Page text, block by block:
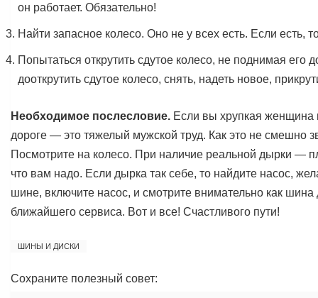
он работает. Обязательно!
Найти запасное колесо. Оно не у всех есть. Еcли есть,
Попытаться открутить сдутое колесо, не поднимая его
дооткрутить сдутое колесо, снять, надеть новое,
Необходимое послесловие. Если вы хрупкая женщина
дороге — это тяжелый мужской труд. Как это не смешно
Посмотрите на колесо. При наличие реальной дырки —
что вам надо. Если дырка так себе, то найдите насос,
шине, включите насос, и смотрите внимательно как шина
ближайшего сервиса. Вот и все! Счастливого пути!
ШИНЫ И ДИСКИ
Сохраните полезный совет: